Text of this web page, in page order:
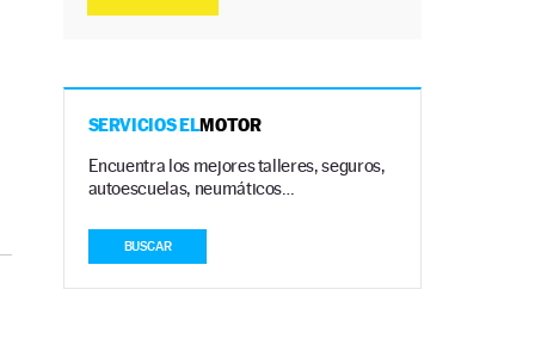
SERVICIOS ELMOTOR
Encuentra los mejores talleres, seguros,
autoescuelas, neumáticos…
BUSCAR